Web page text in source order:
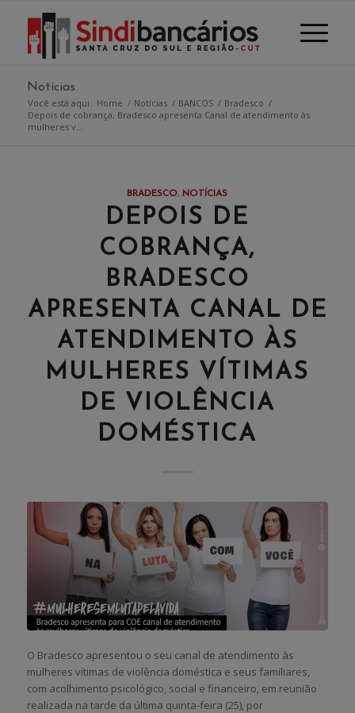
Notícias
Você está aqui: Home / Notícias / BANCOS / Bradesco /
Depois de cobrança, Bradesco apresenta Canal de atendimento às
mulheres v...
BRADESCO, NOTÍCIAS
DEPOIS DE
COBRANÇA,
BRADESCO
APRESENTA CANAL DE
ATENDIMENTO ÀS
MULHERES VÍTIMAS
DE VIOLÊNCIA
DOMÉSTICA
O Bradesco apresentou o seu canal de atendimento às
mulheres vítimas de violência doméstica e seus familiares,
com acolhimento psicológico, social e financeiro, em reunião
realizada na tarde da última quinta-feira (25), por